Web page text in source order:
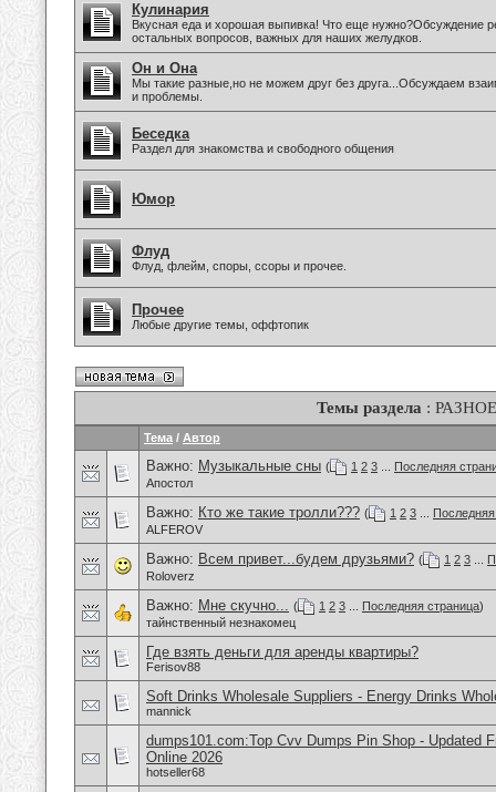
Кулинария
Вкусная еда и хорошая выпивка! Что еще нужно?Обсуждение
остальных вопросов, важных для наших желудков.
Он и Она
Мы такие разные,но не можем друг без друга...Обсуждаем
и проблемы.
Беседка
Раздел для знакомства и свободного общения
Юмор
Флуд
Флуд, флейм, споры, ссоры и прочее.
Прочее
Любые другие темы, оффтопик
Темы раздела : РАЗНОЕ
Тема / Автор
Важно: Музыкальные сны ( 1 2 3
Последняя
Апостол
Важно: Кто же такие тролли??? ( 1 2 3
ALFEROV
Важно: Всем привет...будем друзьями? ( 1 2 3
Roloverz
Важно: Мне скучно... ( 1 2 3 Последняя страница)
тайнственный незнакомец
Где взять деньги для аренды квартиры?
Ferisov88
Soft Drinks Wholesale Suppliers - Energy Drinks
mannick
dumps101.com:Top Cvv Dumps Pin Shop - Updated
Online 2026
hotseller68